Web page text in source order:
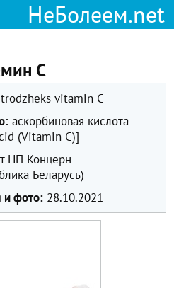
НеБолеем.net
C
vitamin C
аскорбиновая кислота
(Vitamin C)]
НП Концерн
Беларусь)
и фото: 28.10.2021